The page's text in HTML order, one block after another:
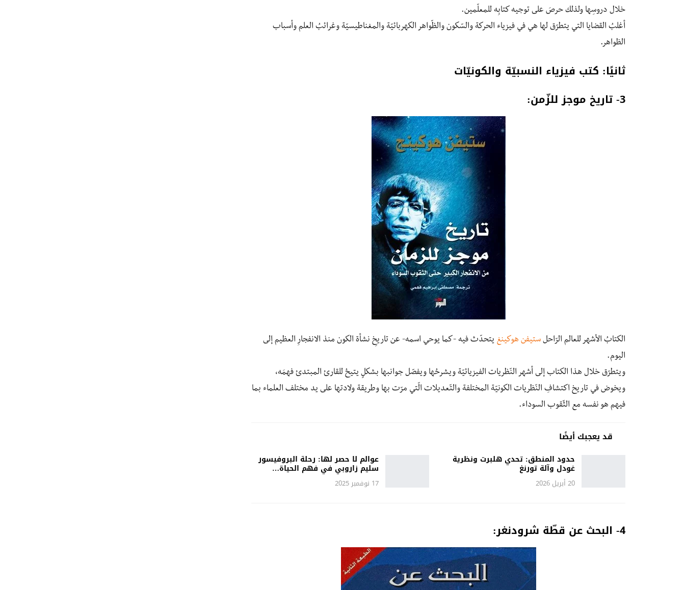
خلال دروسِها ولذلك حرصَ على توجيه كتابِه للمعلّمين.
أغلبُ القضايا التي يتطرّق لها هي في فيزياء الحركة والسّكون والظّواهر الكهربائيّة والمغناطيسيّة وغرائبُ العلم وأسباب
الظواهر.
ثانيًا: كتب فيزياء النسبيّة والكونيّات
3- تاريخ موجز للزّمن:
الكتابُ الأشهر للعالم الرّاحل ستيفن هوكينغ يتحدّث فيه -كما يوحي اسمه- عن تاريخِ نشأة الكون منذ الانفجارِ العظيم إلى
اليوم.
ويتطرّق خلال هذا الكتاب إلى أشهر النّظريات الفيزيائيّة ويشرحُها ويفصّل جوانبها بشكلٍ يتيحُ للقارئ المبتدئ فهمَه،
ويخوض في تاريخ اكتشافِ النّظريات الكونيّة المختلفة والتّعديلات الّتي مرّت بها وطريقة ولادتها على يد مختلف العلماء بما
فيهم هو نفسه مع الثّقوب السوداء.
قد يعجبك أيضًا
حدود المنطق: تحدي هلبرت ونظرية
غودل وآلة تورنغ
20 أبريل 2026
عوالم لا حصر لها: رحلة البروفيسور
سليم زاروبي في فهم الحياة…
17 نوفمبر 2025
4- البحث عن قطّة شرودنغر: